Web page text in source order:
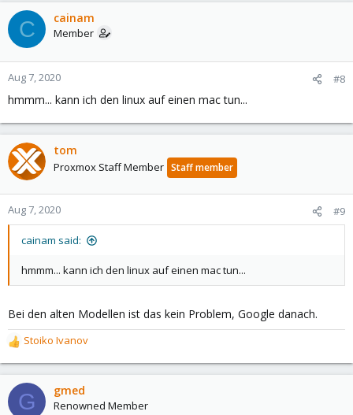
C cainam
Member
Aug 7, 2020 #8
hmmm... kann ich den linux auf einen mac tun...
tom
Proxmox Staff Member Staff member
Aug 7, 2020 #9
cainam said:
hmmm... kann ich den linux auf einen mac tun...
Bei den alten Modellen ist das kein Problem, Google danach.
R
e
a
c
t
Stoiko Ivanov
G gmed
Renowned Member